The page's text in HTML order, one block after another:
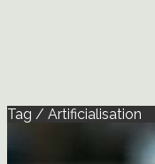
Tag / Artificialisation